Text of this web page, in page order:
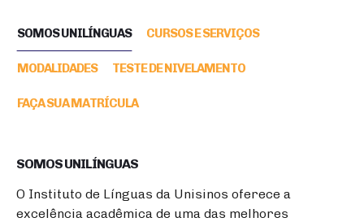
SOMOS UNILÍNGUAS CURSOS E SERVIÇOS
MODALIDADES TESTE DE NIVELAMENTO
FAÇA SUA MATRÍCULA
SOMOS UNILÍNGUAS
O Instituto de Línguas da Unisinos oferece a
excelência acadêmica de uma das melhores